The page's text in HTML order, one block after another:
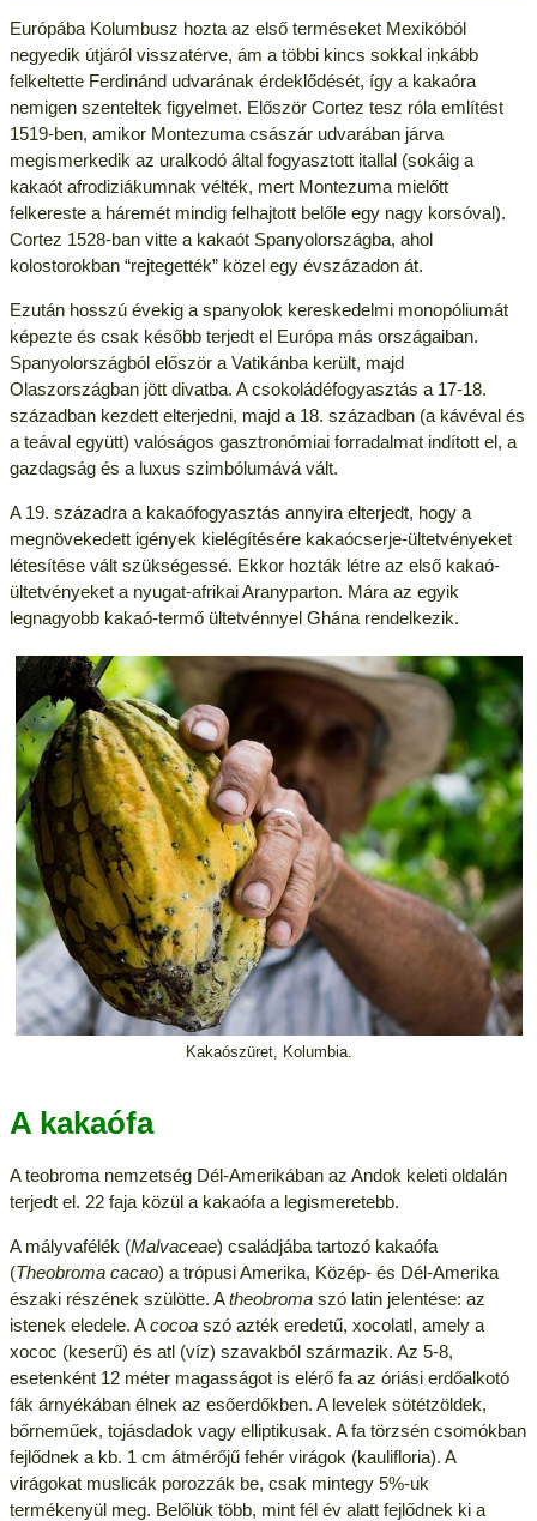
Európába Kolumbusz hozta az első terméseket Mexikóból
negyedik útjáról visszatérve, ám a többi kincs sokkal inkább
felkeltette Ferdinánd udvarának érdeklődését, így a kakaóra
nemigen szenteltek figyelmet. Először Cortez tesz róla említést
1519-ben, amikor Montezuma császár udvarában járva
megismerkedik az uralkodó által fogyasztott itallal (sokáig a
kakaót afrodiziákumnak vélték, mert Montezuma mielőtt
felkereste a háremét mindig felhajtott belőle egy nagy korsóval).
Cortez 1528-ban vitte a kakaót Spanyolországba, ahol
kolostorokban “rejtegették” közel egy évszázadon át.
Ezután hosszú évekig a spanyolok kereskedelmi monopóliumát
képezte és csak később terjedt el Európa más országaiban.
Spanyolországból először a Vatikánba került, majd
Olaszországban jött divatba. A csokoládéfogyasztás a 17-18.
században kezdett elterjedni, majd a 18. században (a kávéval és
a teával együtt) valóságos gasztronómiai forradalmat indított el, a
gazdagság és a luxus szimbólumává vált.
A 19. századra a kakaófogyasztás annyira elterjedt, hogy a
megnövekedett igények kielégítésére kakaócserje-ültetvényeket
létesítése vált szükségessé. Ekkor hozták létre az első kakaó-
ültetvényeket a nyugat-afrikai Aranyparton. Mára az egyik
legnagyobb kakaó-termő ültetvénnyel Ghána rendelkezik.
Kakaószüret, Kolumbia.
A kakaófa
A teobroma nemzetség Dél-Amerikában az Andok keleti oldalán
terjedt el. 22 faja közül a kakaófa a legismeretebb.
A mályvafélék (Malvaceae) családjába tartozó kakaófa
(Theobroma cacao) a trópusi Amerika, Közép- és Dél-Amerika
északi részének szülötte. Atheobromaszó latin jelentése: az
istenek eledele. Acocoaszó azték eredetű, xocolatl, amely a
xococ (keserű) és atl (víz) szavakból származik. Az 5-8,
esetenként 12 méter magasságot is elérő fa az óriási erdőalkotó
fák árnyékában élnek az esőerdőkben. A levelek sötétzöldek,
bőrneműek, tojásdadok vagy elliptikusak. A fa törzsén csomókban
fejlődnek a kb. 1 cm átmérőjű fehér virágok (kaulifloria). A
virágokat muslicák porozzák be, csak mintegy 5%-uk
termékenyül meg. Belőlük több, mint fél év alatt fejlődnek ki a